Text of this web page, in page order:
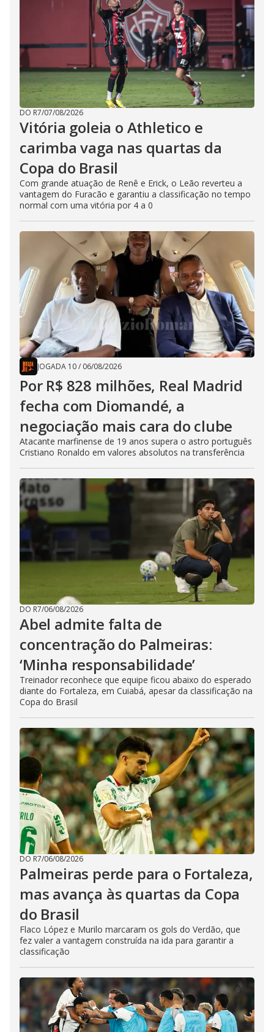
DO R7/07/08/2026
Vitória goleia o Athletico e
carimba vaga nas quartas da
Copa do Brasil
Com grande atuação de Renê e Erick, o Leão reverteu a
vantagem do Furacão e garantiu a classificação no tempo
normal com uma vitória por 4 a 0
JOGADA 10/ 06/08/2026
Por R$ 828 milhões, Real Madrid
fecha com Diomandé, a
negociação mais cara do clube
Atacante marfinense de 19 anos supera o astro português
Cristiano Ronaldo em valores absolutos na transferência
DO R7/06/08/2026
Abel admite falta de
concentração do Palmeiras:
‘Minha responsabilidade’
Treinador reconhece que equipe ficou abaixo do esperado
diante do Fortaleza, em Cuiabá, apesar da classificação na
Copa do Brasil
DO R7/06/08/2026
Palmeiras perde para o Fortaleza,
mas avança às quartas da Copa
do Brasil
Flaco López e Murilo marcaram os gols do Verdão, que
fez valer a vantagem construída na ida para garantir a
classificação